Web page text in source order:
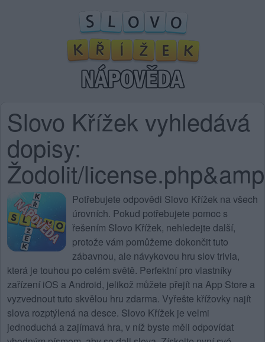
Slovo Křížek vyhledává
dopisy:
Žodolit/
Potřebujete odpovědi Slovo Křížek na všech
úrovních. Pokud potřebujete pomoc s
řešením Slovo Křížek, nehledejte další,
protože vám pomůžeme dokončit tuto
zábavnou, ale návykovou hru slov trivia,
která je touhou po celém světě. Perfektní pro vlastníky
zařízení iOS a Android, jelikož můžete přejít na App Store a
vyzvednout tuto skvělou hru zdarma. Vyřešte křížovky najít
slova rozptýlená na desce. Slovo Křížek je velmi
jednoduchá a zajímavá hra, v níž byste měli odpovídat